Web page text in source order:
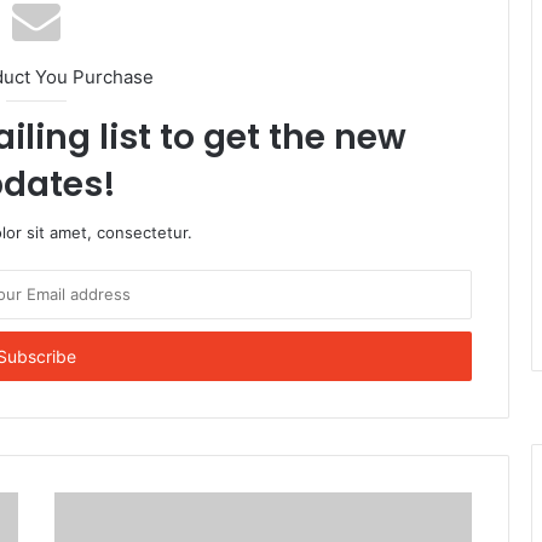
You Purchase
list to get the new
sit amet, consectetur.